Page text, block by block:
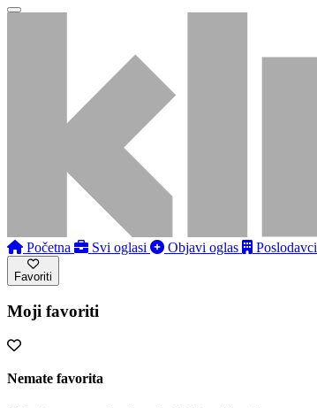
Početna Svi oglasi Objavi oglas Poslodavci
Favoriti
Moji favoriti
Nemate favorita